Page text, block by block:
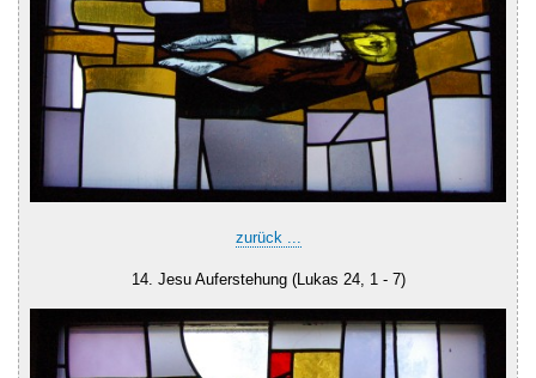
zurück ...
14. Jesu Auferstehung (Lukas 24, 1 - 7)